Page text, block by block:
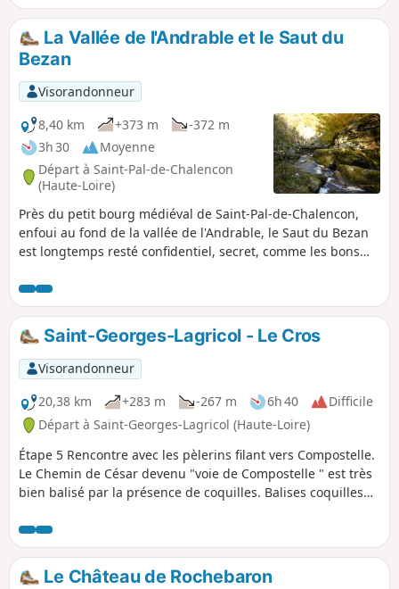
La Vallée de l'Andrable et le Saut du
Bezan
Visorandonneur
8,40 km
+373 m
-372 m
3h 30
Moyenne
Départ à Saint-Pal-de-Chalencon
(Haute-Loire)
Près du petit bourg médiéval de Saint-Pal-de-Chalencon,
enfoui au fond de la vallée de l'Andrable, le Saut du Bezan
est longtemps resté confidentiel, secret, comme les bons
Saint-Georges-Lagricol - Le Cros
Visorandonneur
20,38 km
+283 m -267 m 6h 40
Difficile
Départ à Saint-Georges-Lagricol (Haute-Loire)
Étape 5 Rencontre avec les pèlerins filant vers Compostelle.
Le Chemin de César devenu "voie de Compostelle " est très
bien balisé par la présence de coquilles. Balises coquilles
Jaune. Le parcours jusqu'à Polignac doit se faire dans le
sens décrit, vu que les coquilles ne sont positionnées que
côté Nord.
Le Château de Rochebaron